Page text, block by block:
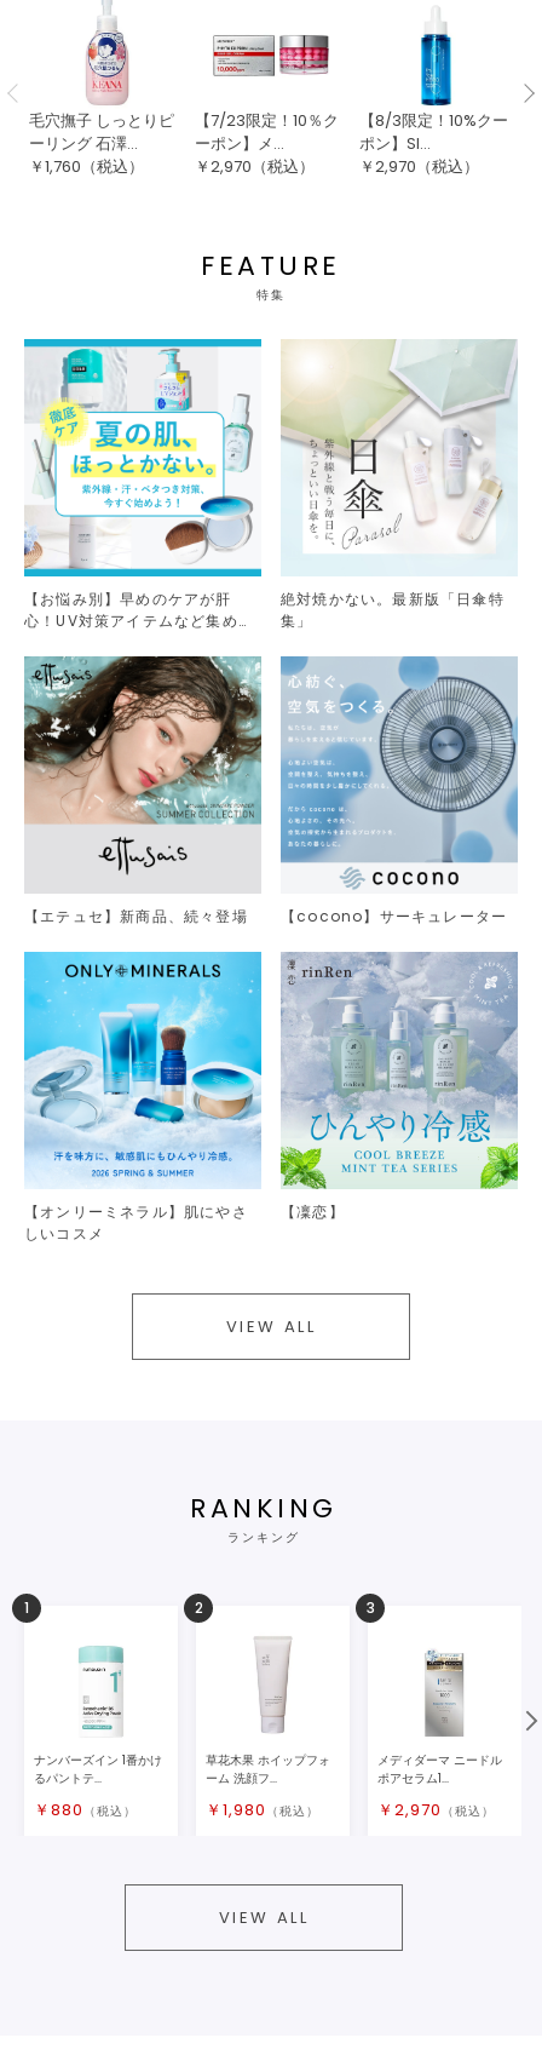
毛穴撫子 しっとりピ
ーリング 石澤...
￥1,760 （税込）
【7/23限定！10％ク
ーポン】メ...
￥2,970 （税込）
【8/3限定！10%クー
ポン】SI...
￥2,970 （税込）
FEATURE
特集
【お悩み別】早めのケアが肝
心！UV対策アイテムなど集めま
絶対焼かない。最新版「日傘特
集」
【エテュセ】新商品、続々登場 【cocono】サーキュレーター
【オンリーミネラル】肌にやさ
しいコスメ
【凜恋】
VIEW ALL
RANKING
ランキング
1
ナンバーズイン 1番かけ
るパントテ...
￥ 880 （税込）
2
草花木果 ホイップフォ
ーム 洗顔フ...
￥ 1,980 （税込）
3
メディダーマ ニードル
ポアセラム1...
￥ 2,970 （税込）
VIEW ALL